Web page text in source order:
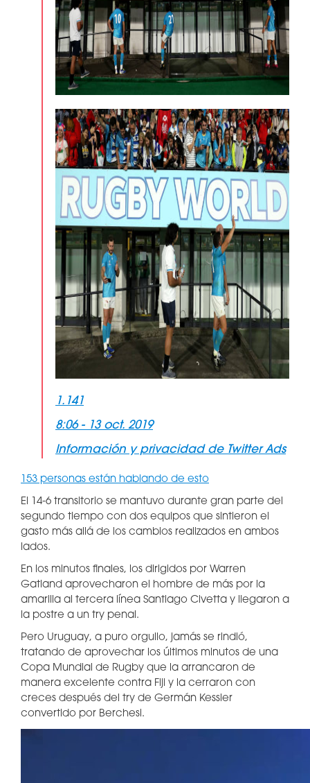
1.141
8:06 - 13 oct. 2019
Información y privacidad de Twitter Ads
153 personas están hablando de esto
El 14-6 transitorio se mantuvo durante gran parte del
segundo tiempo con dos equipos que sintieron el
gasto más allá de los cambios realizados en ambos
lados.
En los minutos finales, los dirigidos por Warren
Gatland aprovecharon el hombre de más por la
amarilla al tercera línea Santiago Civetta y llegaron a
la postre a un try penal.
Pero Uruguay, a puro orgullo, jamás se rindió,
tratando de aprovechar los últimos minutos de una
Copa Mundial de Rugby que la arrancaron de
manera excelente contra Fiji y la cerraron con
creces después del try de Germán Kessler
convertido por Berchesi.